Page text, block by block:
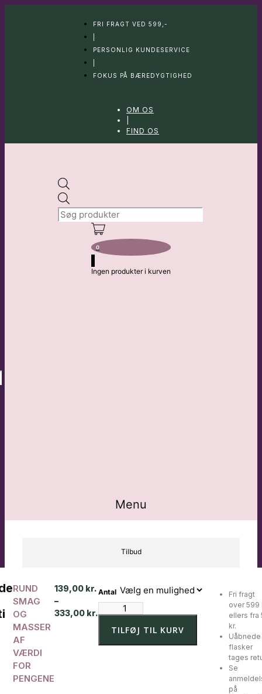
FRI FRAGT VED 599,-
PERSONLIG KUNDESERVICE
FOKUS PÅ BÆREDYGTIGHED
OM OS
FIND OS
search
0
Ingen produkter i kurven
Menu
Tilbud
RUND
SMAG
OG
MASSER
AF
VÆRDI
FOR
PENGENE
139,00 kr.
–
333,00 kr.
Antal
Vignagrande
-
Conte
Zeuli
TILFØJ TIL KURV
Fri fragt
over 599
ellers fra
kr.
Uåbnede
flasker
tages
Se
på